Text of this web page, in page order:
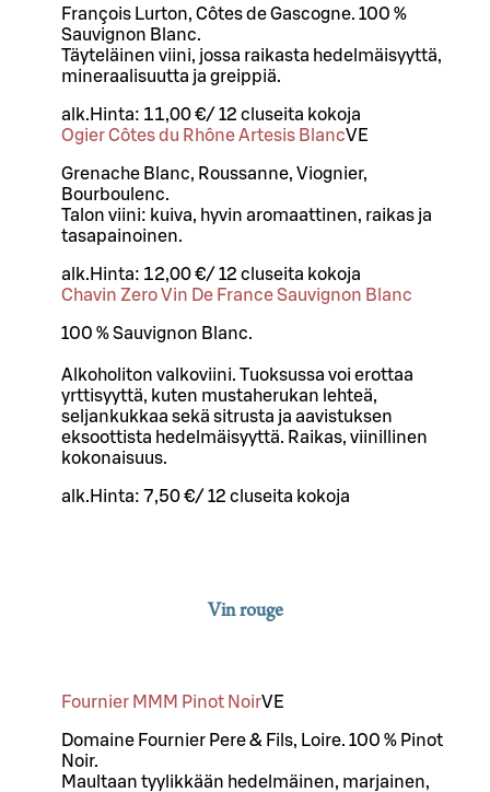
François Lurton, Côtes de Gascogne. 100 %
Sauvignon Blanc.
Täyteläinen viini, jossa raikasta hedelmäisyyttä,
mineraalisuutta ja greippiä.
alk. Hinta: 11,00 €/ 12 cl useita kokoja
Ogier Côtes du Rhône Artesis BlancVE
Grenache Blanc, Roussanne, Viognier,
Bourboulenc.
Talon viini: kuiva, hyvin aromaattinen, raikas ja
tasapainoinen.
alk. Hinta: 12,00 €/ 12 cl useita kokoja
Chavin Zero Vin De France Sauvignon Blanc
100 % Sauvignon Blanc.
Alkoholiton valkoviini. Tuoksussa voi erottaa
yrttisyyttä, kuten mustaherukan lehteä,
seljankukkaa sekä sitrusta ja aavistuksen
eksoottista hedelmäisyyttä. Raikas, viinillinen
kokonaisuus.
alk. Hinta: 7,50 €/ 12 cl useita kokoja
Vin rouge
Fournier MMM Pinot NoirVE
Domaine Fournier Pere & Fils, Loire. 100 % Pinot
Noir.
Maultaan tyylikkään hedelmäinen, marjainen,